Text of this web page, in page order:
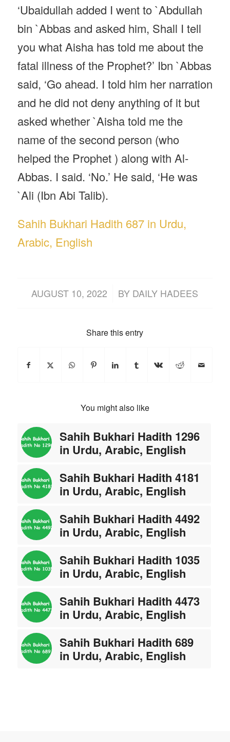
‘Ubaidullah added I went to `Abdullah
bin `Abbas and asked him, Shall I tell
you what Aisha has told me about the
fatal illness of the Prophet?’ Ibn `Abbas
said, ‘Go ahead. I told him her narration
and he did not deny anything of it but
asked whether `Aisha told me the
name of the second person (who
helped the Prophet ) along with Al-
Abbas. I said. ‘No.’ He said, ‘He was
`Ali (Ibn Abi Talib).
Sahih Bukhari Hadith 687 in Urdu,
Arabic, English
AUGUST 10, 2022
/ BY DAILY HADEES
Share this entry
You might also like
Sahih Bukhari Hadith 1296
in Urdu, Arabic, English
Sahih Bukhari Hadith 4181
in Urdu, Arabic, English
Sahih Bukhari Hadith 4492
in Urdu, Arabic, English
Sahih Bukhari Hadith 1035
in Urdu, Arabic, English
Sahih Bukhari Hadith 4473
in Urdu, Arabic, English
Sahih Bukhari Hadith 689
in Urdu, Arabic, English